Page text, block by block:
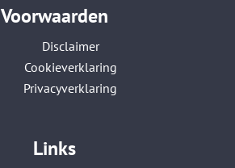
Voorwaarden
Disclaimer
Cookieverklaring
Privacyverklaring
Links